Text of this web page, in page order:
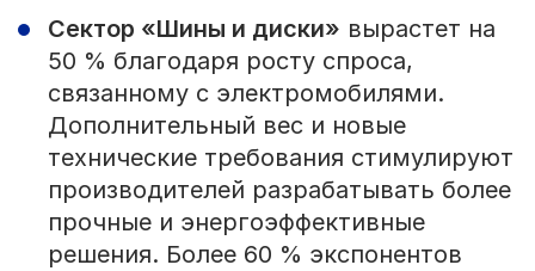
Сектор «Шины и диски» вырастет на
50 % благодаря росту спроса,
связанному с электромобилями.
Дополнительный вес и новые
технические требования стимулируют
производителей разрабатывать более
прочные и энергоэффективные
решения. Более 60 % экспонентов